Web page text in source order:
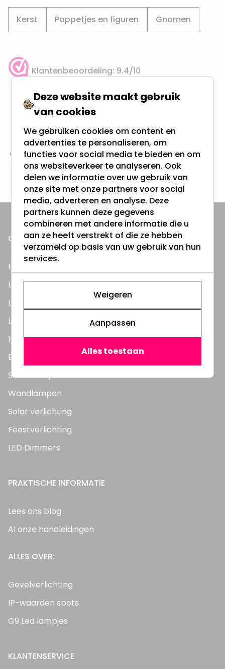
Kerst Poppetjes en figuren Gnomen
Klantenbeoordeling: 9.4/10
Gratis verzending + snel geleverd
& 100 dagen recht op retour
Altijd uit eigen voorraad
3000m2 - 60.000+ Producten
ONZE PRODUCTEN
Inbouwspots
LED Lampen
LED TL Buizen
LED Panelen
Highbay's / Ufo's
Bouwlampen
Straatlampen
Wandlampen
Solar verlichting
Feestverlichting
LED Dimmers
PRAKTISCHE INFORMATIE
Lees ons blog
Al onze handleidingen
ALLES OVER:
Gevelverlichting
IP-waarden spots
G9 Led lampjes
KLANTENSERVICE
Deze website maakt gebruik
van cookies
We gebruiken cookies om content en
advertenties te personaliseren, om
functies voor social media te bieden en om
ons websiteverkeer te analyseren. Ook
delen we informatie over uw gebruik van
onze site met onze partners voor social
media, adverteren en analyse. Deze
partners kunnen deze gegevens
combineren met andere informatie die u
aan ze heeft verstrekt of die ze hebben
verzameld op basis van uw gebruik van hun
services.
Weigeren
Aanpassen
Alles toestaan